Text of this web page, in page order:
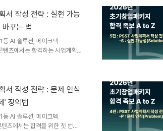
문제'를 확인한 후, 과연 이 팀이
트는 메이크덱을 활용하면 심
획서를 완성할 수 있습니다...
작성 전략 : 실현 가능
꾸는 법
등 AI 솔루션, 메이크덱
츠에서는 합격하는 사업계획서
야 하는 Problem(문제 인식)
문제'를 확인한 후, 과연 이 팀이
트는 메이크덱을 활용하면 심
획서를 완성할 수 있습니다...
작성 전략 : 문제 인식
' 정의법
등 AI 솔루션, 메이크덱
츠에서는 합격을 위한 첫 번째